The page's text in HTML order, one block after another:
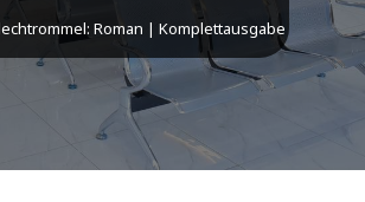
Roman | Komplettausgabe